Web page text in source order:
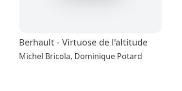
Berhault - Virtuose de l'altitude
Michel Bricola, Dominique Potard